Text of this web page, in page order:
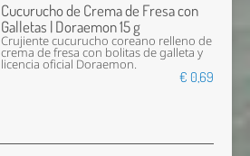
Cucurucho de Crema de Fresa con
Galletas | Doraemon 15 g
Crujiente cucurucho coreano relleno de
crema de fresa con bolitas de galleta y
licencia oficial Doraemon.
€ 0,69